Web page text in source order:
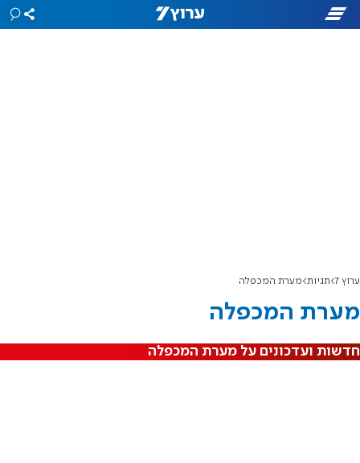
ערוץ 7 תגיות מערת המכפלה
מערת המכפלה
חדשות ועדכונים על מערת המכפלה